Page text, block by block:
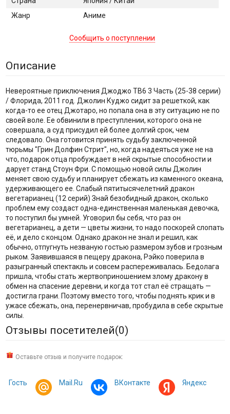
Жанр
Аниме
Сообщить о поступлении
Описание
Невероятные приключения Джоджо ТВ6 3 Часть (25-38 серии)
/ Флорида, 2011 год. Джолин Куджо сидит за решеткой, как
когда-то ее отец Джотаро, но попала она в эту ситуацию не по
своей воле. Ее обвинили в преступлении, которого она не
совершала, а суд присудил ей более долгий срок, чем
следовало. Она готовится принять судьбу заключенной
тюрьмы "Грин Долфин Стрит", но, когда надеяться уже не на
что, подарок отца пробуждает в ней скрытые способности и
дарует станд Стоун Фри. С помощью новой силы Джолин
меняет свою судьбу и планирует сбежать из каменного океана,
удерживающего ее. Слабый пятитысячелетний дракон
вегетарианец (12 серий) Знай безобидный дракон, сколько
проблем ему создаст одна-единственная маленькая девочка,
то поступил бы умней. Уговорил бы себя, что раз он
вегетарианец, а дети — цветы жизни, то надо поскорей слопать
её, и дело с концом. Однако дракон не знал и решил, как
обычно, отпугнуть незваную гостью размером зубов и грозным
рыком. Заявившаяся в пещеру дракона, Рэйко поверила в
разыгранный спектакль и совсем распереживалась. Бедолага
пришла, чтобы стать жертвоприношением злому дракону в
обмен на спасение деревни, и когда тот стал её стращать —
достигла грани. Поэтому вместо того, чтобы поднять крик и в
ужасе сбежать, она, перенервничав, пробудила в себе скрытые
силы.
Отзывы посетителей(0)
Оставьте отзыв и получите подарок:
Гость Mail.Ru ВКонтакте Яндекс